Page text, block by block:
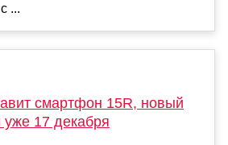
...
смартфон 15R, новый
17 декабря